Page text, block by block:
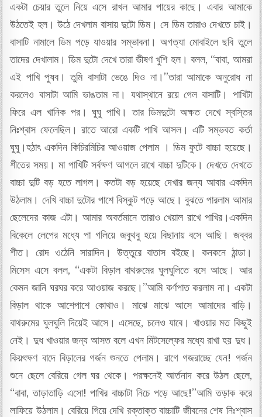
একটা চেয়ার তুলে নিয়ে এসে রাখল আমার পায়ের কাছে। এবার আমাকে
উঠতেই হল। উঠে দেখলাম বাসায় দুটো ডিম। সে ডিম তারাও দেখতে চাই।
বাসাটি নামালে ডিম পড়ে যাওয়ার সম্ভাবনা। অগত্যা মোবাইলে ছবি তুলে
তাদের দেখালাম। ডিম দুটো দেখে তারা ভীষণ খুশি হল। বলল, “বাবা, আমরা
এই পাখি পুষব। তুমি বাসাটা ভেঙে দিও না।”তারা আমাকে অনুরোধ না
করলেও বাসাটা আমি ভাঙতাম না। যথাস্থানে রয়ে গেল বাসাটি। পাখিটা
ফিরে এল খানিক পর। ঘুঘু পাখি। তার ডিমদুটো অক্ষত দেখে স্বস্তির
নিঃশ্বাস ফেলেছিল। রাতে আরো একটি পাখি আসল। এটি সম্ভবত কর্তা
ঘুঘু।হঠাৎ একদিন কিচিরমিচির আওয়াজ পেলাম । ডিম ফুটে বাচ্চা হয়েছে।
শীতের সময়। মা পাখিটি সর্বক্ষণ আগলে রাখে বাচ্চা দুটিকে। দেখতে দেখতে
বাচ্চা দুটি বড় হতে লাগল। কতটা বড় হয়েছে দেখার জন্য আবার একদিন
উঠলাম। দেখি বাচ্চা দুটোর পাশে বিস্কুট পড়ে আছে। বুঝতে পারলাম আমার
ছেলেদের কাজ এটা। আমার অবর্তমানে তারাও খেয়াল রাখে পাখির।একদিন
বিকেলে লেপের মধ্যে পা গলিয়ে জবুথবু হয়ে বিছানায় বসে আছি। জব্বর
শীত। রোদ ওঠেনি সারাদিন। উত্তুরে বাতাস বইছে। কনকনে ঠান্ডা।
মিসেস এসে বলল, “একটা বিড়াল বাথরুমের ঘুলঘুলিতে বসে আছে। আর
কেমন জানি ঘরঘর করে আওয়াজ করছে।”আমি কর্ণপাত করলাম না। একটা
বিড়াল থাকে আশেপাশে কোথাও। মাঝে মাঝে আসে আমাদের বাড়ি।
বাথরুমের ঘুলঘুলি দিয়েই আসে। এসেছে, চলেও যাবে। খাওয়ার মত কিছুই
নেই। দুধ খাওয়ার জন্য আসত বলে এখন মিটসেল্ফের মধ্যে রাখা হয় দুধ।
কিয়ৎক্ষণ বাদে বিড়ালের গর্জন শুনতে পেলাম। রাগে গজরাচ্ছে যেন! গর্জন
শুনে ছেলে বেরিয়ে গেল ঘর থেকে। পরক্ষনেই আর্তনাদ করে উঠল ছেলে,
“বাবা, তাড়াতাড়ি এসো! পাখির বাচ্চাটা নিচে পড়ে আছে!”আমি তড়াক করে
লাফিয়ে উঠলাম। বেরিয়ে গিয়ে দেখি রক্তাক্ত বাচ্চাটি জীবনের শেষ নিঃশ্বাস